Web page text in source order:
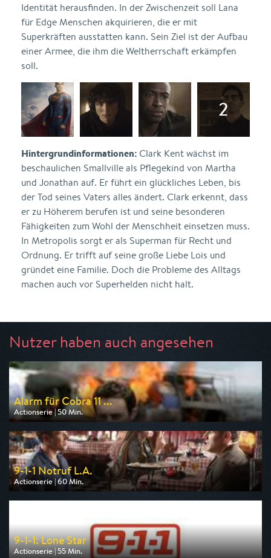
Identität herausfinden. In der Zwischenzeit soll Lana
für Edge Menschen akquirieren, die er mit
Superkräften ausstatten kann. Sein Ziel ist der Aufbau
einer Armee, die ihm die Weltherrschaft erkämpfen
soll.
Hintergrundinformationen:Clark Kent wächst im
beschaulichen Smallville als Pflegekind von Martha
und Jonathan auf. Er führt ein glückliches Leben, bis
der Tod seines Vaters alles ändert. Clark erkennt, dass
er zu Höherem berufen ist und seine besonderen
Fähigkeiten zum Wohl der Menschheit einsetzen muss.
In Metropolis sorgt er als Superman für Recht und
Ordnung. Er trifft auf seine große Liebe Lois und
gründet eine Familie. Doch die Probleme des Alltags
machen auch vor Superhelden nicht halt.
Nutzer haben auch angesehen
Alarm für Cobra 11 ...
Actionserie | 50 Min.
Ausgestrahlt von RTLup
am 09.08.2026, 20:15
9-1-1 Notruf L.A.
Actionserie | 60 Min.
Ausgestrahlt von Kabel 1
am 08.08.2026, 20:15
9-1-1: Lone Star
Actionserie | 55 Min.